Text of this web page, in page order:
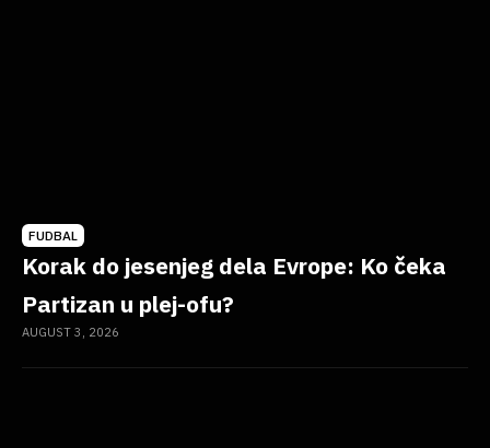
FUDBAL
Korak do jesenjeg dela Evrope: Ko čeka
Partizan u plej-ofu?
AUGUST 3, 2026